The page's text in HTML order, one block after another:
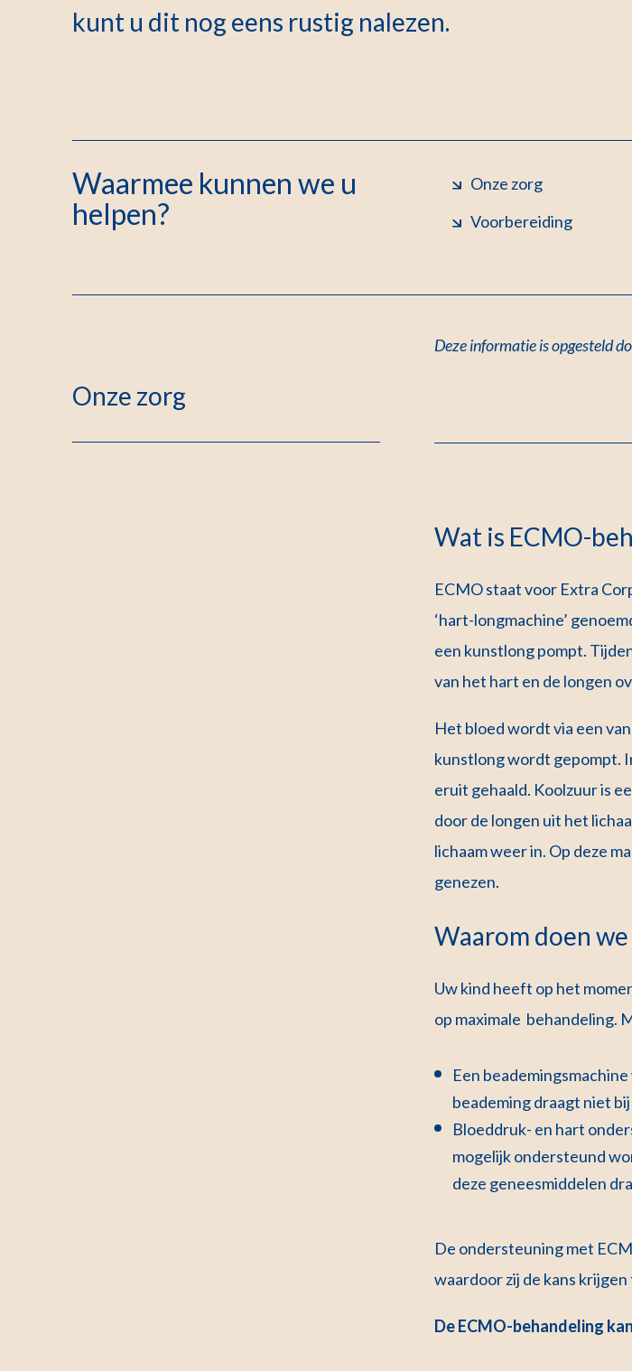
kunt u dit nog eens rustig nalezen.
Waarmee kunnen we u
helpen?
Onze zorg
Voorbereiding
Deze informatie is opgesteld
Onze zorg
Wat is ECMO-
ECMO staat voor Extra
‘hart-longmachine’
een kunstlong pompt.
van het hart en de longen
Het bloed wordt via een
kunstlong wordt gepompt.
eruit gehaald. Koolzuur is
door de longen uit het
lichaam weer in. Op deze
genezen.
Waarom doen
Uw kind heeft op het
op maximale behandeling.
Een
beademing draagt niet
Bloeddruk- en hart
mogelijk ondersteund
deze geneesmiddelen
De ondersteuning met
waardoor zij de kans
De ECMO-behandeling